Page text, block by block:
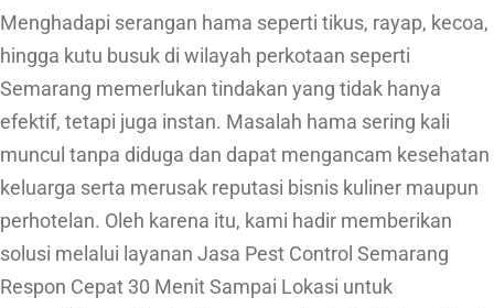
Menghadapi serangan hama seperti tikus, rayap, kecoa,
hingga kutu busuk di wilayah perkotaan seperti
Semarang memerlukan tindakan yang tidak hanya
efektif, tetapi juga instan. Masalah hama sering kali
muncul tanpa diduga dan dapat mengancam kesehatan
keluarga serta merusak reputasi bisnis kuliner maupun
perhotelan. Oleh karena itu, kami hadir memberikan
solusi melalui layanan Jasa Pest Control Semarang
Respon Cepat 30 Menit Sampai Lokasi untuk